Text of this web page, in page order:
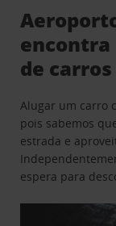
encontra
de
Alugar um carro
pois sabemos
estrada e
espera para